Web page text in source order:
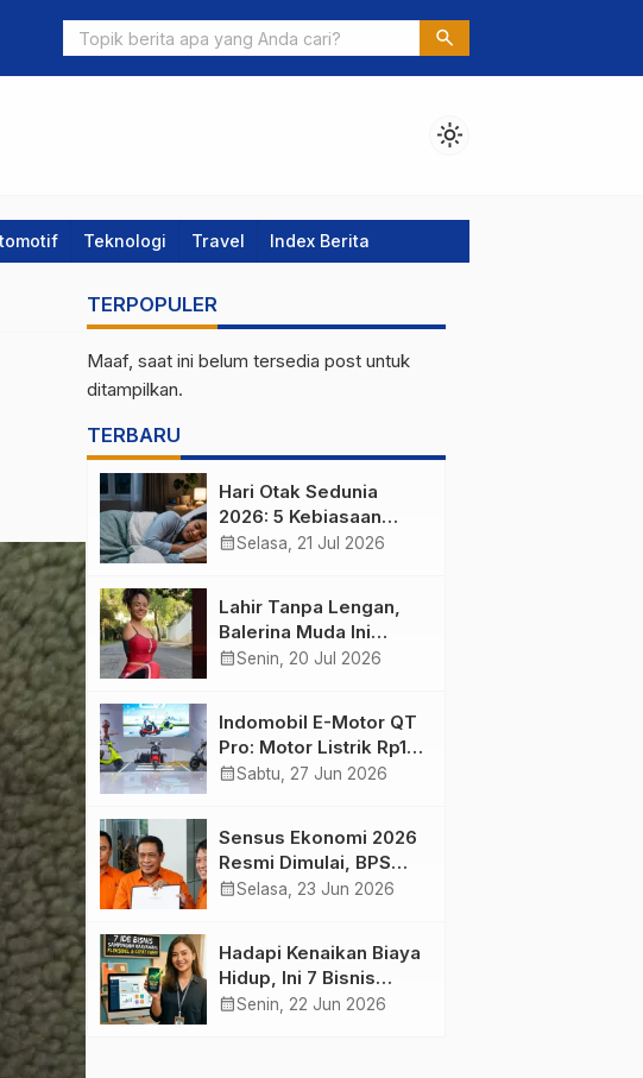
7 Game Terbaru Maret 2026 yang Wajib Masuk List Belanja: Dari Crimson
hingga Pokemon
search
light_mode
Teknologi Travel Index Berita
TERPOPULER
Maaf, saat ini belum tersedia post untuk
ditampilkan.
TERBARU
Hari Otak Sedunia
2026: 5 Kebiasaan
Harian yang Menjaga
calendar_monthSelasa, 21 Jul 2026
Lahir Tanpa Lengan,
Balerina Muda Ini
Inspirasi Ratusan Ribu
calendar_monthSenin, 20 Jul 2026
Indomobil E-Motor QT
Pro: Motor Listrik Rp18
Jutaan yang Bikin
calendar_monthSabtu, 27 Jun 2026
Sensus Ekonomi 2026
Resmi Dimulai, BPS
Tambah Tiga Sektor
calendar_monthSelasa, 23 Jun 2026
Hadapi Kenaikan Biaya
Hidup, Ini 7 Bisnis
Sampingan untuk
calendar_monthSenin, 22 Jun 2026